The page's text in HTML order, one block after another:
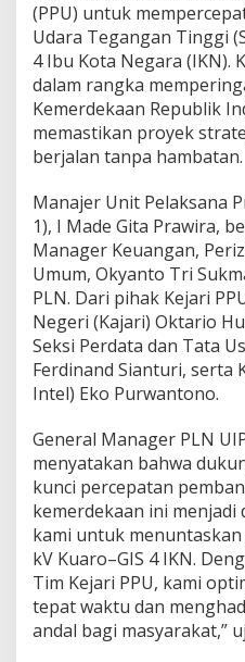
(PPU) untuk
Udara Tegangan Tinggi
4 Ibu Kota Negara (IKN).
dalam rangka
Kemerdekaan Republik
memastikan proyek
berjalan tanpa hambatan.
Manajer Unit Pelaksana
1), I Made Gita Prawira,
Manager Keuangan,
Umum, Okyanto Tri
PLN. Dari pihak Kejari
Negeri (Kajari) Oktario
Seksi Perdata dan Tata
Ferdinand Sianturi, serta
Intel) Eko Purwantono.
General Manager PLN
menyatakan bahwa
kunci percepatan
kemerdekaan ini
kami untuk
kV Kuaro–GIS 4 IKN.
Tim Kejari PPU, kami
tepat waktu dan
andal bagi masyarakat,”